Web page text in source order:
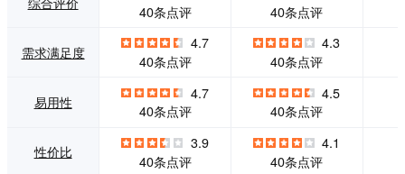
40条点评
40条点评
需求满足度
4.7
40条点评
4.3
40条点评
易用性
4.7
40条点评
4.5
40条点评
性价比
3.9
40条点评
4.1
40条点评